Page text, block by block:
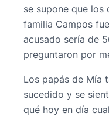
se supone que los
familia Campos
acusado sería de
preguntaron por
Los papás de Mía
sucedido y se
qué hoy en día